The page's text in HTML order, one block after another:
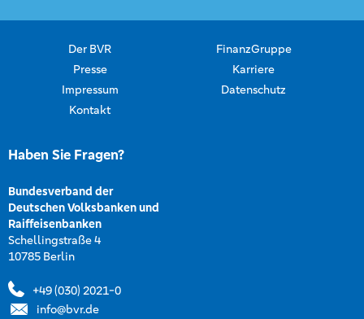
Der BVR
FinanzGruppe
Presse
Karriere
Impressum
Datenschutz
Kontakt
Haben Sie Fragen?
Bundesverband der
Deutschen Volksbanken und
Raiffeisenbanken
Schellingstraße 4
10785 Berlin
+49 (030) 2021-0
info@bvr.de